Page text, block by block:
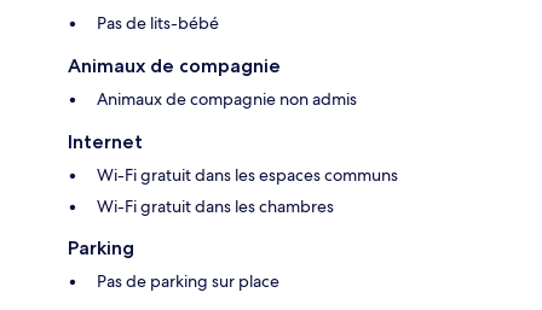
Pas de lits-bébé
Animaux de compagnie
Animaux de compagnie non admis
Internet
Wi-Fi gratuit dans les espaces communs
Wi-Fi gratuit dans les chambres
Parking
Pas de parking sur place